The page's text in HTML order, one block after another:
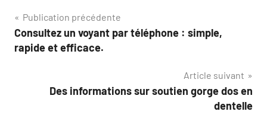
Navigation
de
Publication précédente
Consultez un voyant par téléphone : simple,
rapide et efficace.
Article suivant
Des informations sur soutien gorge dos en
dentelle